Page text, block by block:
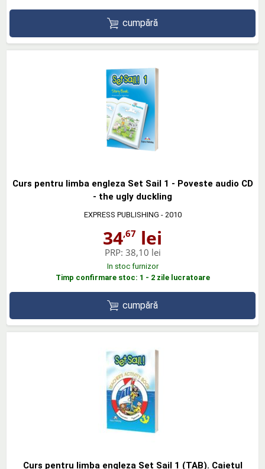
cumpără
Curs pentru limba engleza Set Sail 1 - Poveste audio CD
- the ugly duckling
EXPRESS PUBLISHING - 2010
34,67 lei
PRP: 38,10 lei
In stoc furnizor
Timp confirmare stoc: 1 - 2 zile lucratoare
cumpără
Curs pentru limba engleza Set Sail 1 (TAB). Caietul